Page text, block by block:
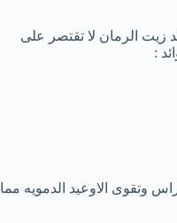
زيت الرمان لا تقتصر على
:
وتقوى الاوعيد الدمويه مما